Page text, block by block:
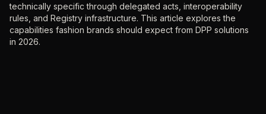
technically specific through delegated acts, interoperability
rules, and Registry infrastructure. This article explores the
capabilities fashion brands should expect from DPP solutions
in 2026.